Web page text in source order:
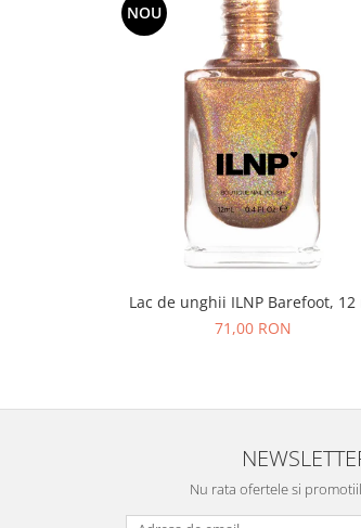
NOU
Lac de unghii ILNP Barefoot, 12
71,00 RON
Nu rata ofertele si